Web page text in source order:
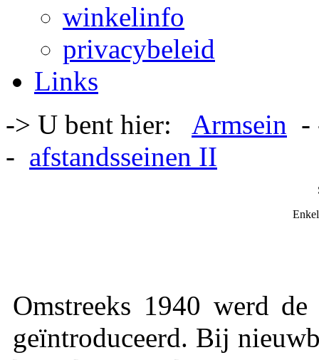
winkelinfo
privacybeleid
Links
-> U bent hier: Armsein
- afstandsseinen II
Omstreeks 1940 werd
geïntroduceerd. Bij